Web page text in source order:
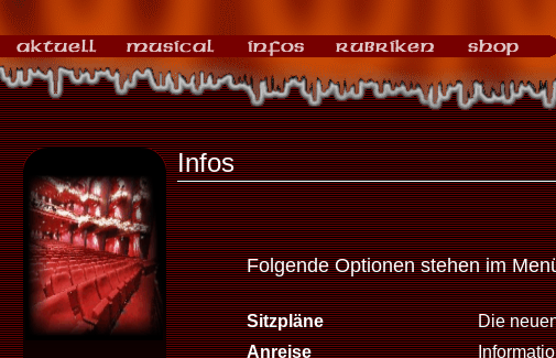
Infos
Folgende Optionen stehen im
Sitzpläne
Die
Anreise